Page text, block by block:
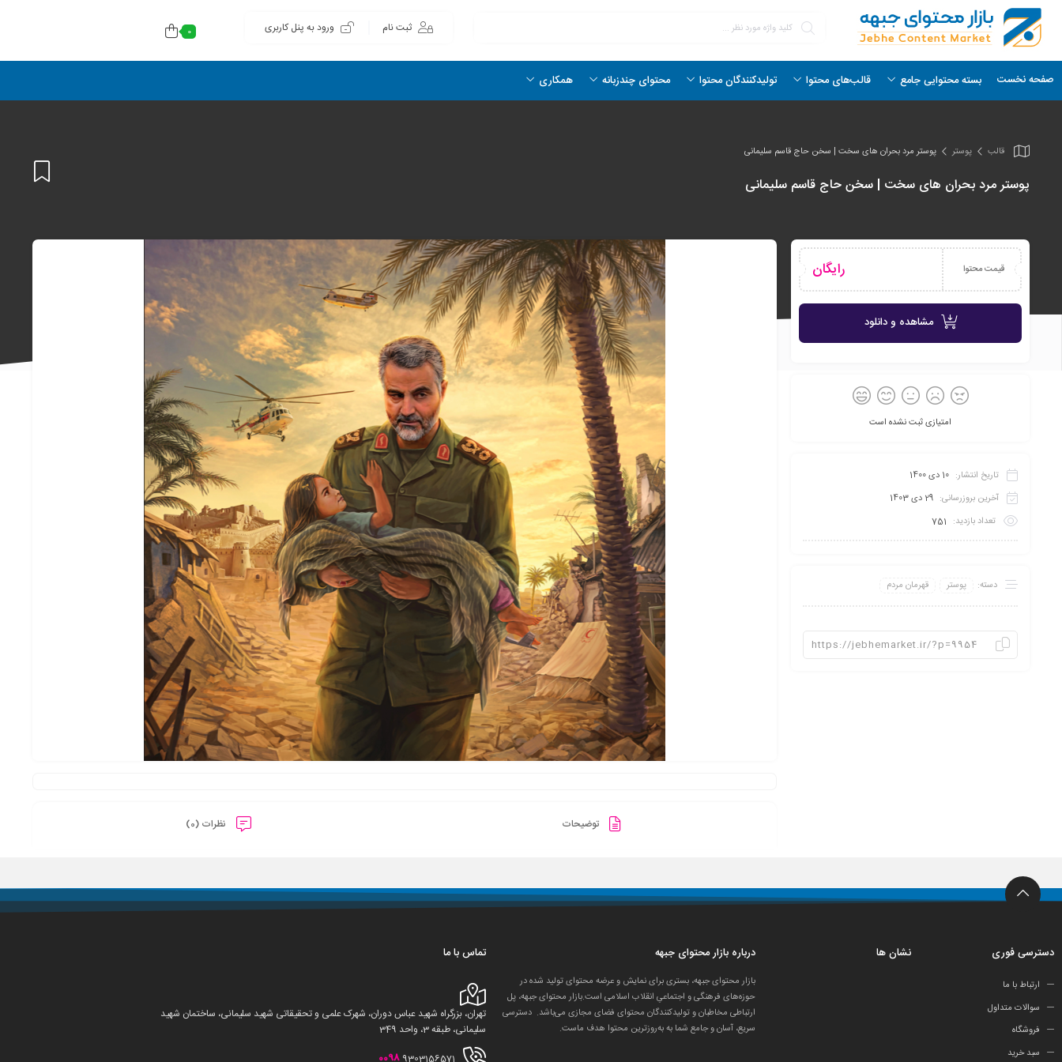
ثبت نام ورود به پنل کاربری 0
صفحه نخست بسته محتوایی جامع قالب‌های محتوا تولیدکنندگان محتوا محتوای چندزبانه همکاری
قالب پوستر پوستر مرد بحران های سخت | سخن حاج قاسم سلیمانی
پوستر مرد بحران های سخت | سخن حاج قاسم سلیمانی
توضیحات نظرات (0)
قیمت محتوا رایگان
مشاهده و دانلود
امتیازی ثبت نشده است
تاریخ انتشار: 10 دی 1400
آخرین بروزرسانی: 29 دی 1403
تعداد بازدید: 751
دسته: پوستر قهرمان مردم
دسترسی فوری
ارتباط با ما
سوالات متداول
فروشگاه
سبد خرید
نشان ها درباره بازار محتوای جبهه
بازار محتوای جبهه، بستری برای نمایش و عرضه محتوای تولید شده در
حوزه‌های فرهنگی و اجتماعیِ انقلاب اسلامی است.بازار محتوای جبهه، پل
ارتباطی مخاطبان و تولید‌کنندگان محتوای فضای مجازی می‌باشد. دسترسی
سریع، آسان و جامع شما به به‌روزترین محتوا هدف ماست.
تماس با ما
تهران، بزرگراه شهید عباس دوران، شهرک علمی و تحقیقاتی شهید سلیمانی، ساختمان شهید
سلیمانی، طبقه 3، واحد 349
0098 9303156571